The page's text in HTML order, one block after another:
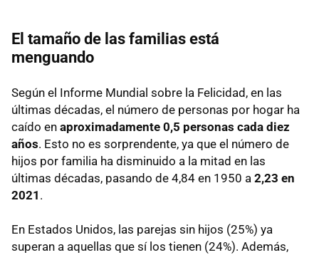
El tamaño de las familias está
menguando
Según el Informe Mundial sobre la Felicidad, en las
últimas décadas, el número de personas por hogar ha
caído en aproximadamente 0,5 personas cada diez
años. Esto no es sorprendente, ya que el número de
hijos por familia ha disminuido a la mitad en las
últimas décadas, pasando de 4,84 en 1950 a 2,23 en
2021 .
En Estados Unidos, las parejas sin hijos (25%) ya
superan a aquellas que sí los tienen (24%). Además,